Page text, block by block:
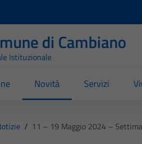
di Cambiano
Istituzionale
Novità Servizi
/ 11 – 19 Maggio 2024 –